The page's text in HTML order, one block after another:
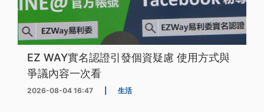
EZ WAY實名認證引發個資疑慮 使用方式與
爭議內容一次看
2026-08-04 16:47 生活